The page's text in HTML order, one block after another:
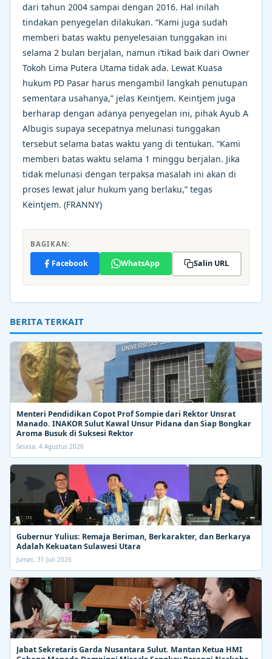
dari tahun 2004 sampai dengan 2016. Hal inilah
tindakan penyegelan dilakukan. “Kami juga sudah
memberi batas waktu penyelesaian tunggakan ini
selama 2 bulan berjalan, namun i’tikad baik dari Owner
Tokoh Lima Putera Utama tidak ada. Lewat Kuasa
hukum PD Pasar harus mengambil langkah penutupan
sementara usahanya,” jelas Keintjem. Keintjem juga
berharap dengan adanya penyegelan ini, pihak Ayub A
Albugis supaya secepatnya melunasi tunggakan
tersebut selama batas waktu yang di tentukan. “Kami
memberi batas waktu selama 1 minggu berjalan. Jika
tidak melunasi dengan terpaksa masalah ini akan di
proses lewat jalur hukum yang berlaku,” tegas
Keintjem. (FRANNY)
BAGIKAN:
Facebook WhatsApp Salin URL
BERITA TERKAIT
Menteri Pendidikan Copot Prof Sompie dari Rektor Unsrat
Manado. INAKOR Sulut Kawal Unsur Pidana dan Siap Bongkar
Aroma Busuk di Suksesi Rektor
Selasa, 4 Agustus 2026
Gubernur Yulius: Remaja Beriman, Berkarakter, dan Berkarya
Adalah Kekuatan Sulawesi Utara
Jumat, 31 Juli 2026
Jabat Sekretaris Garda Nusantara Sulut. Mantan Ketua HMI